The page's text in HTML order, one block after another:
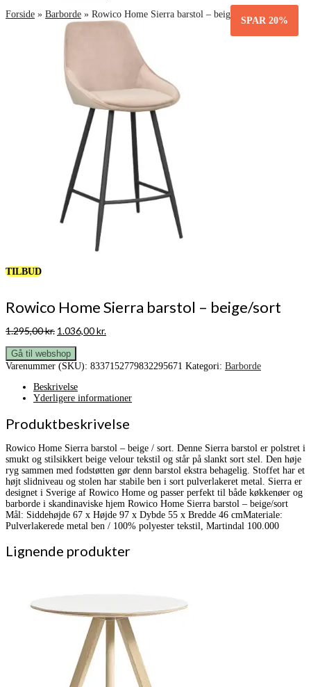
Forside » Barborde » Rowico Home Sierra barstol – beige/sort
TILBUD
SPAR 20%
Rowico Home Sierra barstol – beige/sort
1.295,00kr. Den
pris
var:
1.295,00 kr..
1.036,00kr.Den
er:
Gå til webshop
Varenummer (SKU): 8337152779832295671 Kategori: Barborde
Beskrivelse
Yderligere informationer
Produktbeskrivelse
Rowico Home Sierra barstol – beige / sort. Denne Sierra barstol er polstret i
smukt og stilsikkert beige velour tekstil og står på slankt sort stel. Den høje
ryg sammen med fodstøtten gør denn barstol ekstra behagelig. Stoffet har et
højt slidniveau og stolen har stabile ben i sort pulverlakeret metal. Sierra er
designet i Sverige af Rowico Home og passer perfekt til både køkkenøer og
barborde i skandinaviske hjem Rowico Home Sierra barstol – beige/sort
Mål: Siddehøjde 67 x Højde 97 x Dybde 55 x Bredde 46 cmMateriale:
Pulverlakerede metal ben / 100% polyester tekstil, Martindal 100.000
Lignende produkter